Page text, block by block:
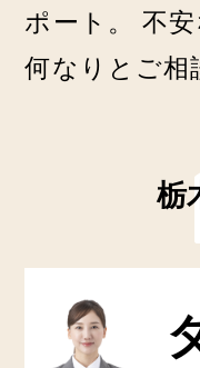
ポート。
不
何なりとご相
栃